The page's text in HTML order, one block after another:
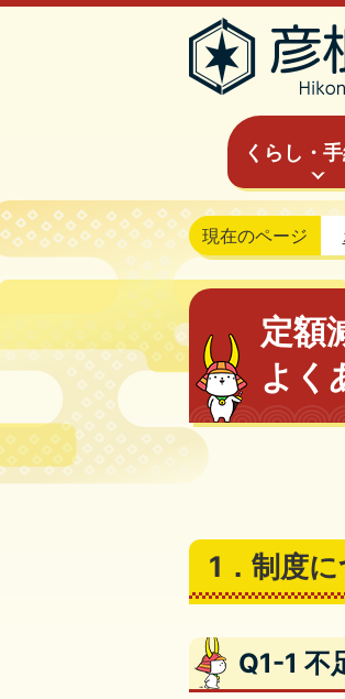
くらし・
現在のページ
定額
よく
1．制度
Q1-1 不